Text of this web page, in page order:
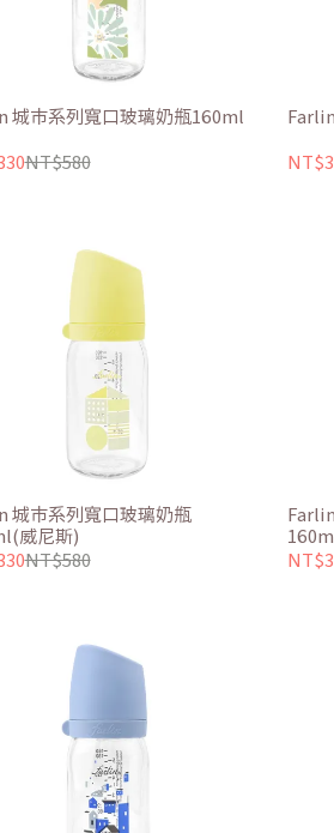
城市系列寬口玻璃奶瓶160ml
NT$580
城市系列寬口玻璃奶瓶
威尼斯)
NT$580